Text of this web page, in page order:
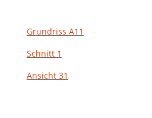
Grundriss A11
Schnitt 1
Ansicht 31